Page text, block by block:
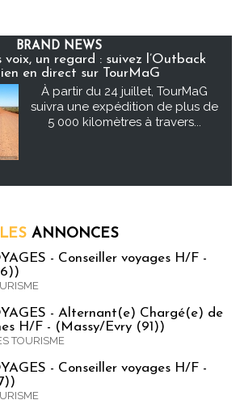
BRAND NEWS
voix, un regard : suivez l’Outback
en direct sur TourMaG
À partir du 24 juillet, TourMaG
suivra une expédition de plus de
5 000 kilomètres à travers...
LES ANNONCES
- Conseiller voyages H/F -
- Alternant(e) Chargé(e) de
H/F - (Massy/Evry (91))
TOURISME
- Conseiller voyages H/F -